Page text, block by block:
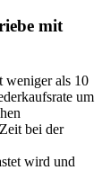
mit
weniger als 10
um
bei der
wird und